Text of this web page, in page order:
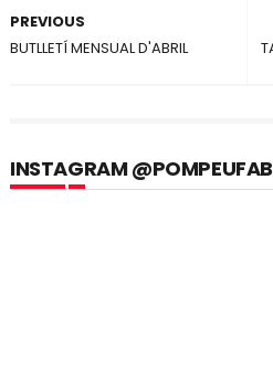
PREVIOUS
BUTLLETÍ MENSUAL D'ABRIL
INSTAGRAM